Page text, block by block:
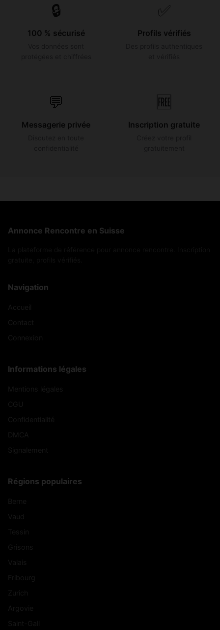
🔒
100 % sécurisé
✅
Profils vérifiés
💬
Messagerie privée
🆓
Inscription gratuite
Annonce Rencontre en Suisse
Navigation
Informations légales
Régions populaires